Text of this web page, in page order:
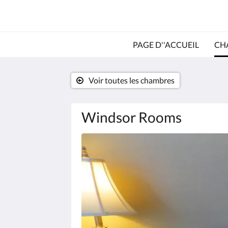
PAGE D''ACCUEIL
Windsor Rooms
Voir toutes les chambres
Consultez
le
diaporama
ci-
dessous.
Pour
passer
d''une
image